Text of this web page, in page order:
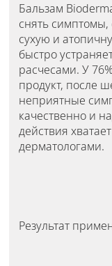
Бальзам
снять
сухую и
быстро
расчесами. У
продукт, после
неприятные
качественно и
действия
дерматологами.
Результат